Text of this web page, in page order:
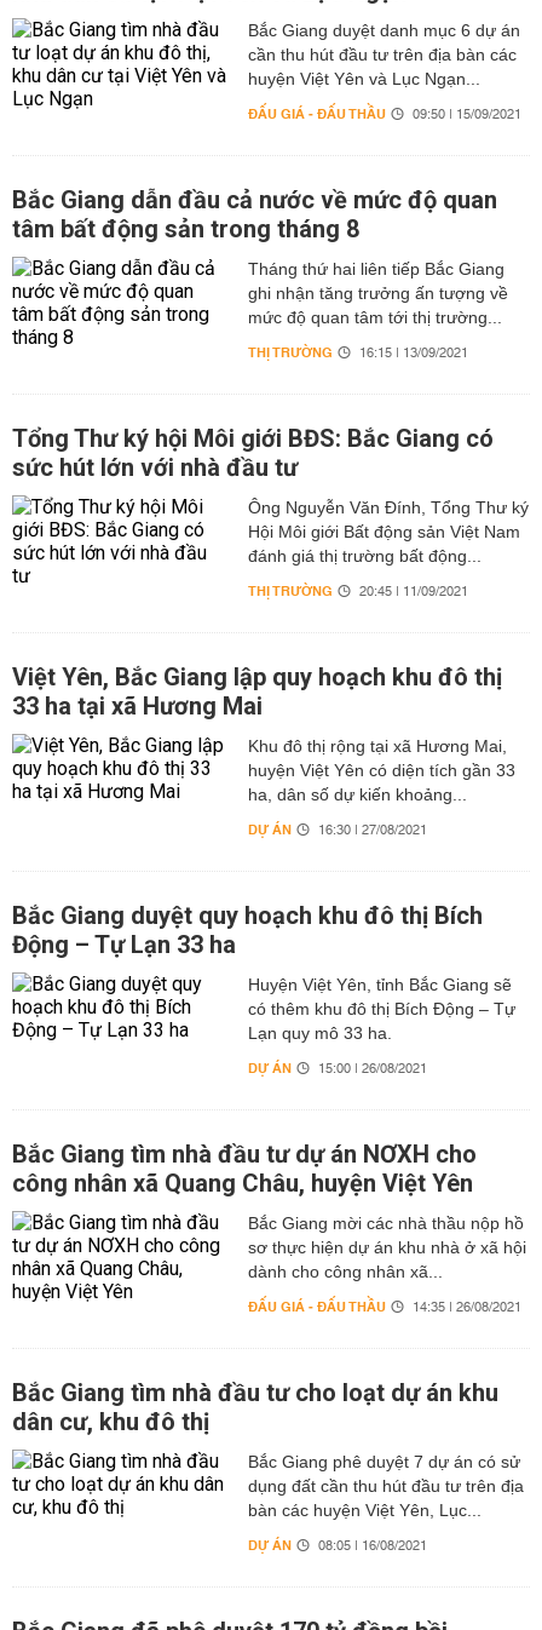
Bắc Giang duyệt danh mục 6 dự án
cần thu hút đầu tư trên địa bàn các
huyện Việt Yên và Lục Ngạn...
ĐẤU GIÁ - ĐẤU THẦU 09:50 | 15/09/2021
Bắc Giang dẫn đầu cả nước về mức độ quan
tâm bất động sản trong tháng 8
Tháng thứ hai liên tiếp Bắc Giang
ghi nhận tăng trưởng ấn tượng về
mức độ quan tâm tới thị trường...
THỊ TRƯỜNG 16:15 | 13/09/2021
Tổng Thư ký hội Môi giới BĐS: Bắc Giang có
sức hút lớn với nhà đầu tư
Ông Nguyễn Văn Đính, Tổng Thư ký
Hội Môi giới Bất động sản Việt Nam
đánh giá thị trường bất động...
THỊ TRƯỜNG 20:45 | 11/09/2021
Việt Yên, Bắc Giang lập quy hoạch khu đô thị
33 ha tại xã Hương Mai
Khu đô thị rộng tại xã Hương Mai,
huyện Việt Yên có diện tích gần 33
ha, dân số dự kiến khoảng...
DỰ ÁN 16:30 | 27/08/2021
Bắc Giang duyệt quy hoạch khu đô thị Bích
Động – Tự Lạn 33 ha
Huyện Việt Yên, tỉnh Bắc Giang sẽ
có thêm khu đô thị Bích Động – Tự
Lạn quy mô 33 ha.
DỰ ÁN 15:00 | 26/08/2021
Bắc Giang tìm nhà đầu tư dự án NƠXH cho
công nhân xã Quang Châu, huyện Việt Yên
Bắc Giang mời các nhà thầu nộp hồ
sơ thực hiện dự án khu nhà ở xã hội
dành cho công nhân xã...
ĐẤU GIÁ - ĐẤU THẦU 14:35 | 26/08/2021
Bắc Giang tìm nhà đầu tư cho loạt dự án khu
dân cư, khu đô thị
Bắc Giang phê duyệt 7 dự án có sử
dụng đất cần thu hút đầu tư trên địa
bàn các huyện Việt Yên, Lục...
DỰ ÁN 08:05 | 16/08/2021